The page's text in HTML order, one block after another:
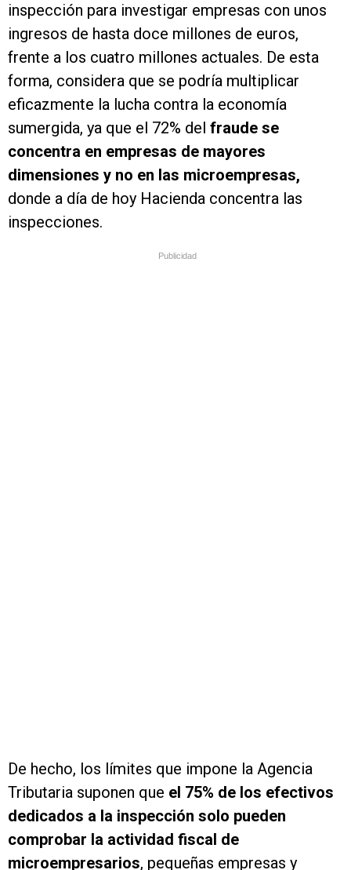
inspección para investigar empresas con unos
ingresos de hasta doce millones de euros,
frente a los cuatro millones actuales. De esta
forma, considera que se podría multiplicar
eficazmente la lucha contra la economía
sumergida, ya que el 72% del fraude se
concentra en empresas de mayores
dimensiones y no en las microempresas,
donde a día de hoy Hacienda concentra las
inspecciones.
Publicidad
De hecho, los límites que impone la Agencia
Tributaria suponen que el 75% de los efectivos
dedicados a la inspección solo pueden
comprobar la actividad fiscal de
microempresarios, pequeñas empresas y